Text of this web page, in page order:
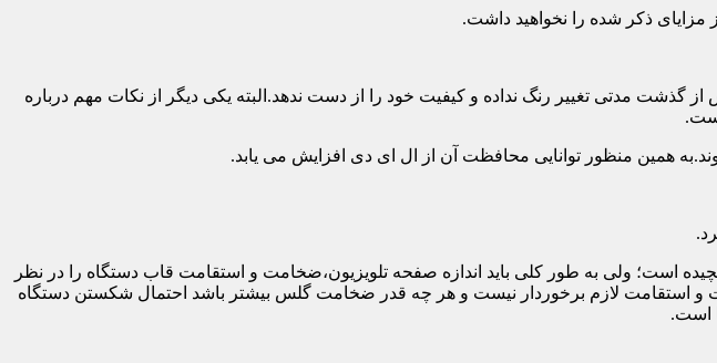
ذکر شده را نخواهید داشت.
مدتی تغییر رنگ نداده و کیفیت خود را از دست ندهد.البته یکی دیگر از نکات مهم درباره
همین منظور توانایی محافظت آن از ال ای دی افزایش می یابد.
گلس ها کمی پیچیده است؛ ولی به طور کلی باید اندازه صفحه تلویزیون،ضخامت و استقامت قاب دستگاه را در نظر
و استقامت لازم برخوردار نیست و هر چه قدر ضخامت گلس بیشتر باشد احتمال شکستن دستگاه
است.